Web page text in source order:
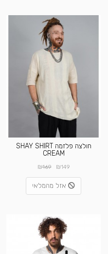
חולצה פלזמה SHAY SHIRT
CREAM
₪149
₪169
אזל מהמלאי